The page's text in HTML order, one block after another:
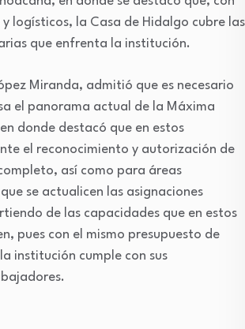
logísticos, la Casa de Hidalgo cubre las
que enfrenta la institución.
Miranda, admitió que es necesario
el panorama actual de la Máxima
donde destacó que en estos
el reconocimiento y autorización de
así como para áreas
se actualicen las asignaciones
de las capacidades que en estos
pues con el mismo presupuesto de
institución cumple con sus